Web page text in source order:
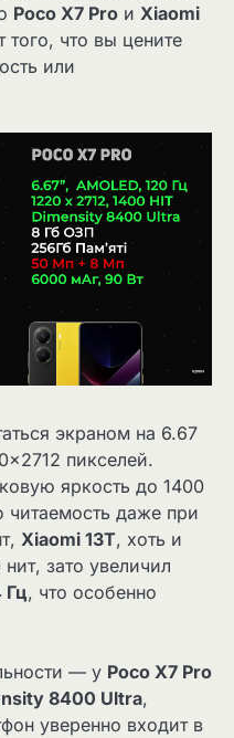
Poco X7 Pro и Xiaomi
того, что вы цените
или
экраном на 6.67
пикселей.
яркость до 1400
читаемость даже при
Xiaomi 13T, хоть и
зато увеличил
Гц, что особенно
— у Poco X7 Pro
8400 Ultra,
уверенно входит в